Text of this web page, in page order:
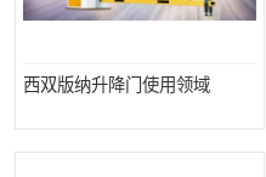
西双版纳升降门使用领域